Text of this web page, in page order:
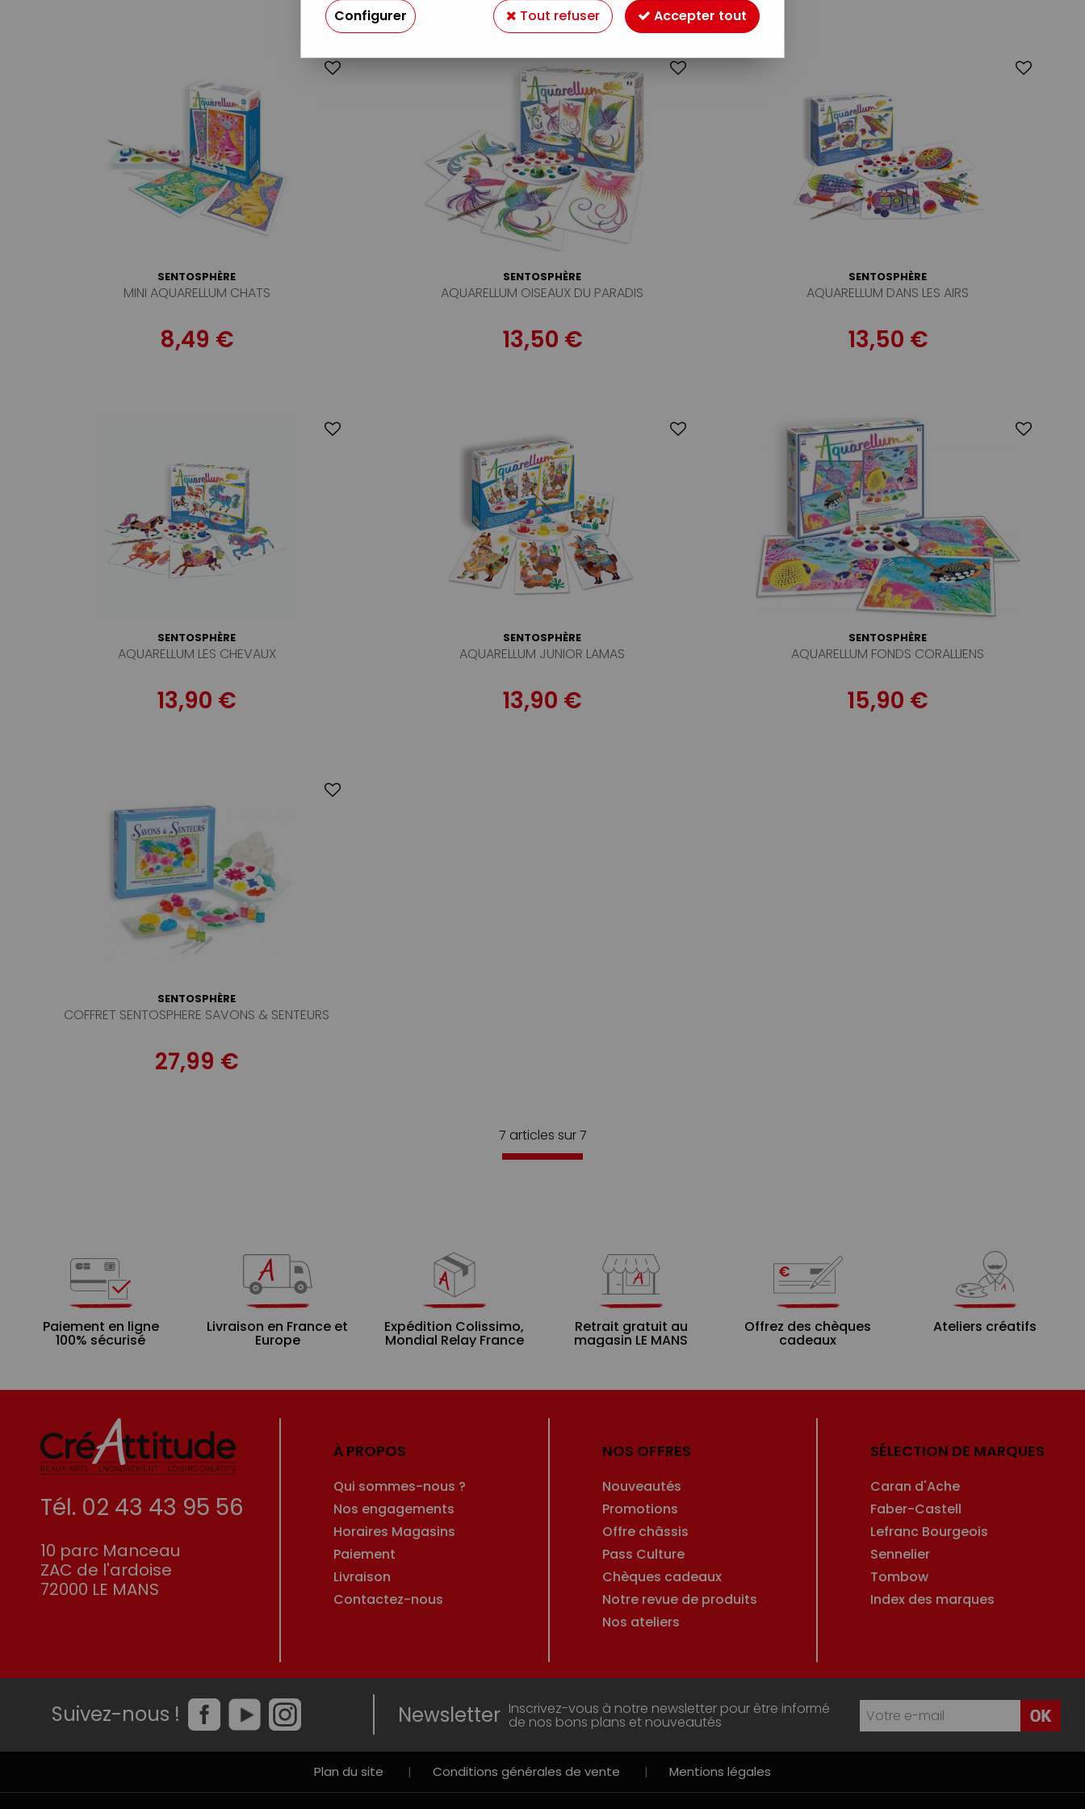
SENTOSPHÈRE
MINI AQUARELLUM CHATS
8,49 €
SENTOSPHÈRE
AQUARELLUM OISEAUX DU PARADIS
13,50 €
SENTOSPHÈRE
AQUARELLUM DANS LES AIRS
13,50 €
SENTOSPHÈRE
AQUARELLUM LES CHEVAUX
13,90 €
SENTOSPHÈRE
AQUARELLUM JUNIOR LAMAS
13,90 €
SENTOSPHÈRE
AQUARELLUM FONDS CORALLIENS
15,90 €
SENTOSPHÈRE
COFFRET SENTOSPHERE SAVONS & SENTEURS
27,99 €
7 articles sur7
Paiement en ligne
100% sécurisé
Livraison en France et
Europe
Expédition Colissimo,
Mondial Relay France
Retrait gratuit au
magasin LE MANS
Offrez des chèques
cadeaux
Ateliers créatifs
Tél. 02 43 43 95 56
10 parc Manceau
ZAC de l'ardoise
72000 LE MANS
À PROPOS
Qui sommes-nous ?
Nos engagements
Horaires Magasins
Paiement
Livraison
Contactez-nous
NOS OFFRES
Nouveautés
Promotions
Offre châssis
Pass Culture
Chèques cadeaux
Notre revue de produits
Nos ateliers
SÉLECTION DE MARQUES
Caran d'Ache
Faber-Castell
Lefranc Bourgeois
Sennelier
Tombow
Index des marques
Suivez-nous ! Newsletter Inscrivez-vous à notre newsletter pour être informé
de nos bons plans et nouveautés
Plan du site | Conditions générales de vente | Mentions légales
Configurer Tout refuser Accepter tout